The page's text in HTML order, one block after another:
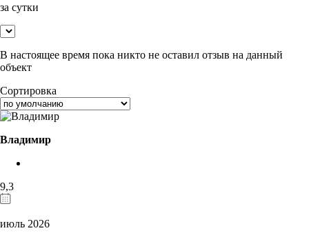
за сутки
В настоящее время пока никто не оставил отзыв на данный
объект
Сортировка
Владимир
9,3
июль 2026